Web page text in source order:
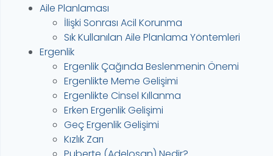
Aile Planlaması
İlişki Sonrası Acil Korunma
Sık Kullanılan Aile Planlama Yöntemleri
Ergenlik
Ergenlik Çağında Beslenmenin Önemi
Ergenlikte Meme Gelişimi
Ergenlikte Cinsel Kıllanma
Erken Ergenlik Gelişimi
Geç Ergenlik Gelişimi
Kızlık Zarı